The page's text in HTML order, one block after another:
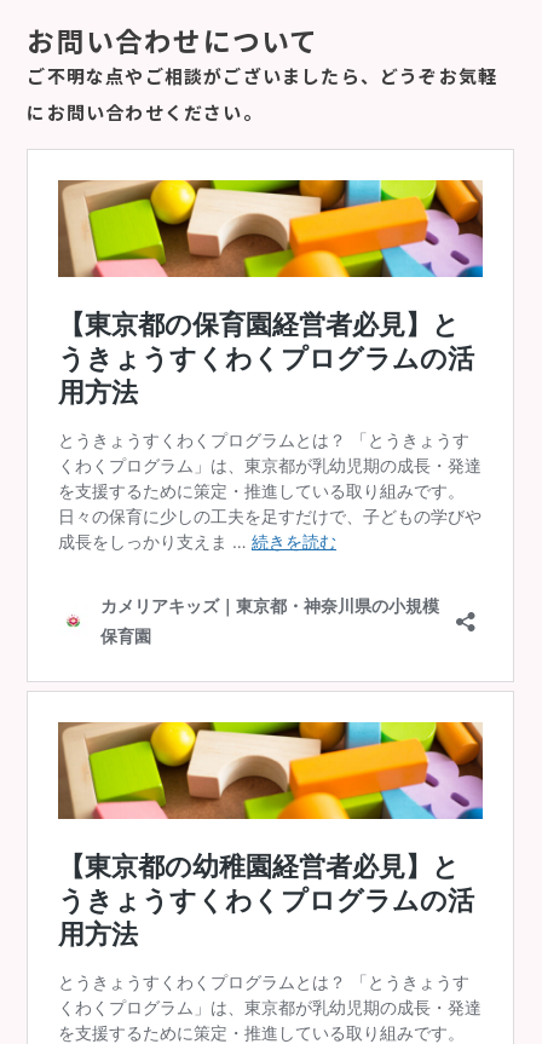
お問い合わせについて
ご不明な点やご相談がございましたら、どうぞお気軽
にお問い合わせください。